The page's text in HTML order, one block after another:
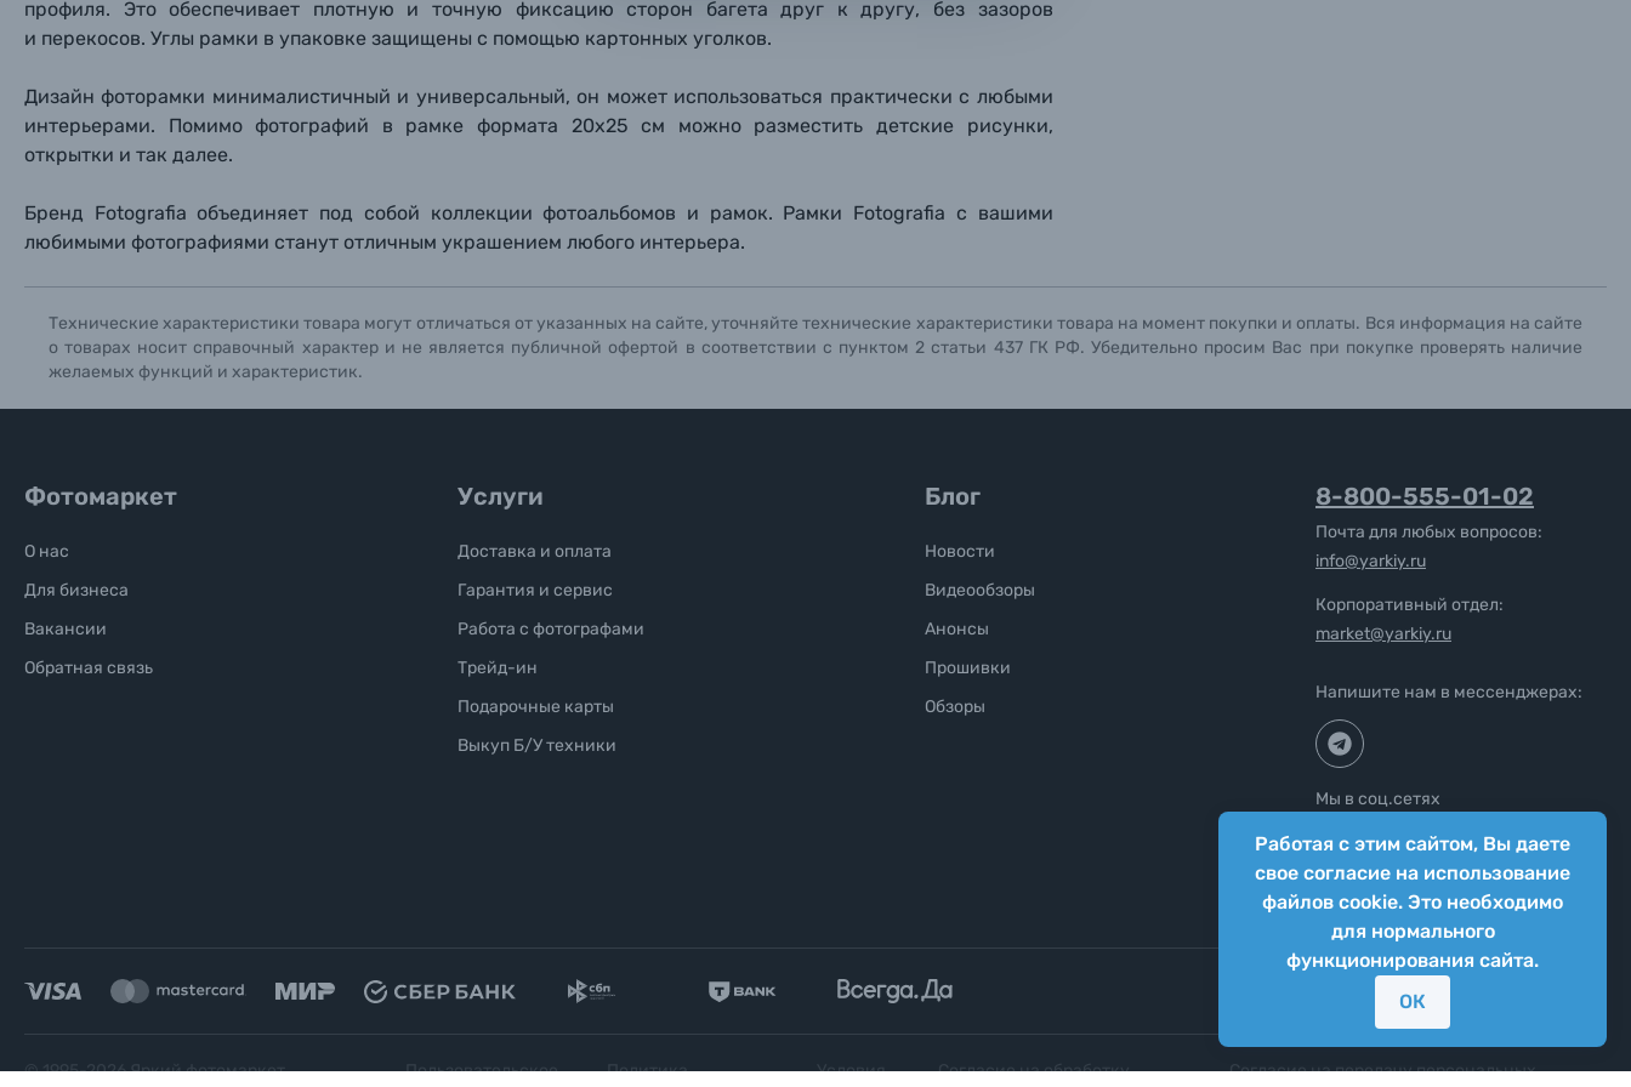
Отправить вопрос
Отправить вопрос
Солнцезащитные очки
профиля. Это обеспечивает плотную и точную фиксацию сторон багета друг к другу, без зазоров
и перекосов. Углы рамки в упаковке защищены с помощью картонных уголков.
Дизайн фоторамки минималистичный и универсальный, он может использоваться практически с любыми
интерьерами. Помимо фотографий в рамке формата 20х25 см можно разместить детские рисунки,
открытки и так далее.
Бренд Fotografia объединяет под собой коллекции фотоальбомов и рамок. Рамки Fotografia с вашими
любимыми фотографиями станут отличным украшением любого интерьера.
Технические характеристики товара могут отличаться от указанных на сайте, уточняйте технические характеристики товара на момент покупки и оплаты. Вся информация на сайте
о товарах носит справочный характер и не является публичной офертой в соответствии с пунктом 2 статьи 437 ГК РФ. Убедительно просим Вас при покупке проверять наличие
желаемых функций и характеристик.
Работая с этим сайтом, Вы даете
свое согласие на использование
файлов cookie. Это необходимо
для нормального
функционирования сайта.
ОК
Отправить вопрос
Фотомаркет
О нас
Для бизнеса
Вакансии
Обратная связь
Услуги
Доставка и оплата
Гарантия и сервис
Работа с фотографами
Трейд-ин
Подарочные карты
Выкуп Б/У техники
Блог
Новости
Видеообзоры
Анонсы
Прошивки
Обзоры
8-800-555-01-02
Почта для любых вопросов:
info@yarkiy.ru
Корпоративный отдел:
market@yarkiy.ru
Напишите нам в мессенджерах:
Мы в соц.сетях
© 1995-2026Яркий фотомаркет
Пользовательское
Политика
Условия
Согласие на обработку
Согласие на передачу персональных